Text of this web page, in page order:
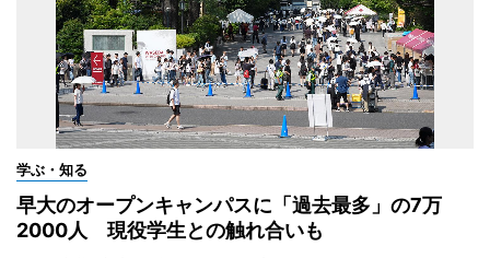
学ぶ・知る
早大のオープンキャンパスに「過去最多」の7万
2000人 現役学生との触れ合いも